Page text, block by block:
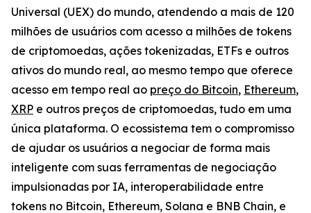
Universal (UEX) do mundo, atendendo a mais de 120
milhões de usuários com acesso a milhões de tokens
de criptomoedas, ações tokenizadas, ETFs e outros
ativos do mundo real, ao mesmo tempo que oferece
acesso em tempo real ao preço do Bitcoin, Ethereum,
XRP e outros preços de criptomoedas, tudo em uma
única plataforma. O ecossistema tem o compromisso
de ajudar os usuários a negociar de forma mais
inteligente com suas ferramentas de negociação
impulsionadas por IA, interoperabilidade entre
tokens no Bitcoin, Ethereum, Solana e BNB Chain, e